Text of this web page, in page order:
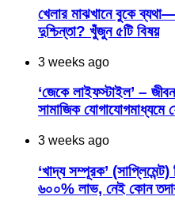
খেলার মাঝখানে বুকে
দুশ্চিন্তা? খুঁজুন ৫টি বিষয়
3 weeks ago
‘জেকে লাইফস্টাইল’ –
সামাজিক
3 weeks ago
‘খাদ্য সম্পূরক’
৬০০% লাভ, নেই কোন